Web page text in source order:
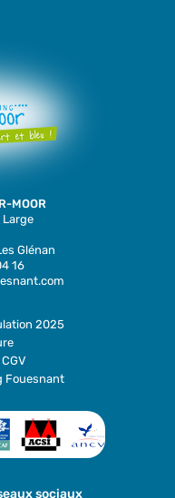
MOOR
Large
Glénan
16
2025
Fouesnant
sociaux